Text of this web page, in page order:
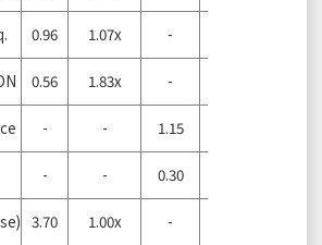
0.96 1.07x -
0.56 1.83x -
- - 1.15
- - 0.30
3.70 1.00x -